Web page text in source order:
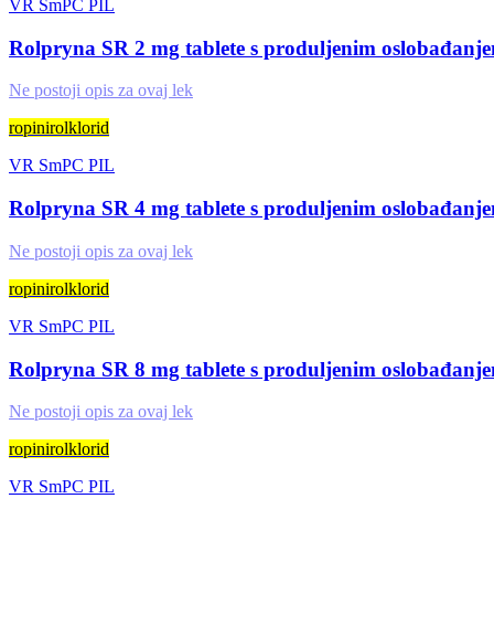
VR SmPC PIL
Rolpryna SR 2 mg tablete s produljenim
Ne postoji opis za ovaj lek
ropinirolklorid
VR SmPC PIL
Rolpryna SR 4 mg tablete s produljenim
Ne postoji opis za ovaj lek
ropinirolklorid
VR SmPC PIL
Rolpryna SR 8 mg tablete s produljenim
Ne postoji opis za ovaj lek
ropinirolklorid
VR SmPC PIL